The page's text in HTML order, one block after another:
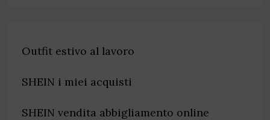
Outfit estivo al lavoro
SHEIN i miei acquisti
SHEIN vendita abbigliamento online